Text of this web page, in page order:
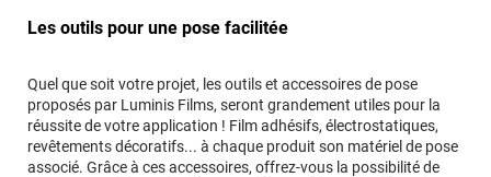
Les outils pour une pose facilitée
Quel que soit votre projet, les outils et accessoires de pose
proposés par Luminis Films, seront grandement utiles pour la
réussite de votre application ! Film adhésifs, électrostatiques,
revêtements décoratifs... à chaque produit son matériel de pose
associé. Grâce à ces accessoires, offrez-vous la possibilité de